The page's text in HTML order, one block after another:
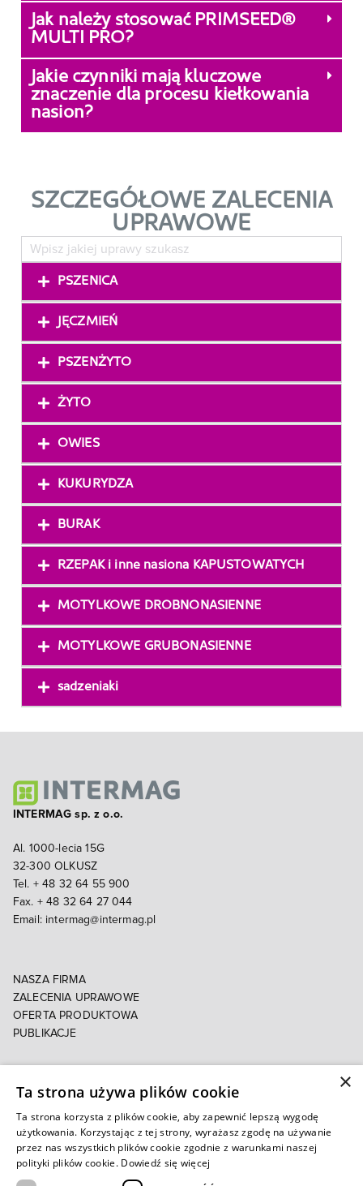
Jak należy stosować PRIMSEED®
MULTI PRO?
Jakie czynniki mają kluczowe
znaczenie dla procesu kiełkowania
nasion?
SZCZEGÓŁOWE ZALECENIA
UPRAWOWE
PSZENICA
JĘCZMIEŃ
PSZENŻYTO
ŻYTO
OWIES
KUKURYDZA
BURAK
RZEPAK i inne nasiona KAPUSTOWATYCH
MOTYLKOWE DROBNONASIENNE
MOTYLKOWE GRUBONASIENNE
sadzeniaki
INTERMAG sp. z o.o.
Al. 1000-lecia 15G
32-300 OLKUSZ
Tel. + 48 32 64 55 900
Fax. + 48 32 64 27 044
Email: intermag@intermag.pl
NASZA FIRMA
ZALECENIA UPRAWOWE
OFERTA PRODUKTOWA
PUBLIKACJE
POLITYKA COOKIES
E-FAKTURA
Autoryzowany e-sklep
×
Ta strona używa plików cookie
Ta strona korzysta z plików cookie, aby zapewnić lepszą wygodę
użytkowania. Korzystając z tej strony, wyrażasz zgodę na używanie
przez nas wszystkich plików cookie zgodnie z warunkami naszej
polityki plików cookie. Dowiedź się więcej